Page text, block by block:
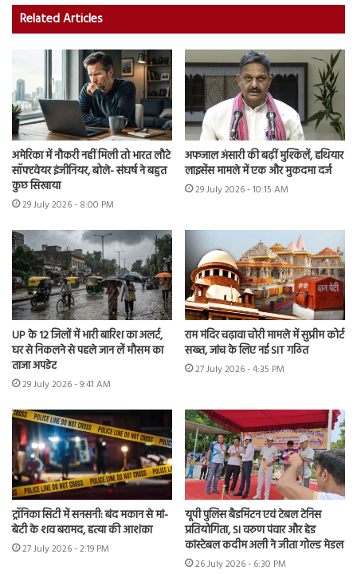
Related Articles
अमेरिका में नौकरी नहीं मिली तो भारत लौटे
सॉफ्टवेयर इंजीनियर, बोले- संघर्ष ने बहुत
कुछ सिखाया
29 July 2026 - 8:00 PM
अफजाल अंसारी की बढ़ीं मुश्किलें, हथियार
लाइसेंस मामले में एक और मुकदमा दर्ज
29 July 2026 - 10:15 AM
UP के 12 जिलों में भारी बारिश का अलर्ट,
घर से निकलने से पहले जान लें मौसम का
ताजा अपडेट
29 July 2026 - 9:41 AM
राम मंदिर चढ़ावा चोरी मामले में सुप्रीम कोर्ट
सख्त, जांच के लिए नई SIT गठित
27 July 2026 - 4:35 PM
ट्रॉनिका सिटी में सनसनी: बंद मकान से मां-
बेटी के शव बरामद, हत्या की आशंका
27 July 2026 - 2:19 PM
यूपी पुलिस बैडमिंटन एवं टेबल टेनिस
प्रतियोगिता, SI वरुण पंवार और हेड
कांस्टेबल कदीम अली ने जीता गोल्ड मेडल
26 July 2026 - 6:30 PM